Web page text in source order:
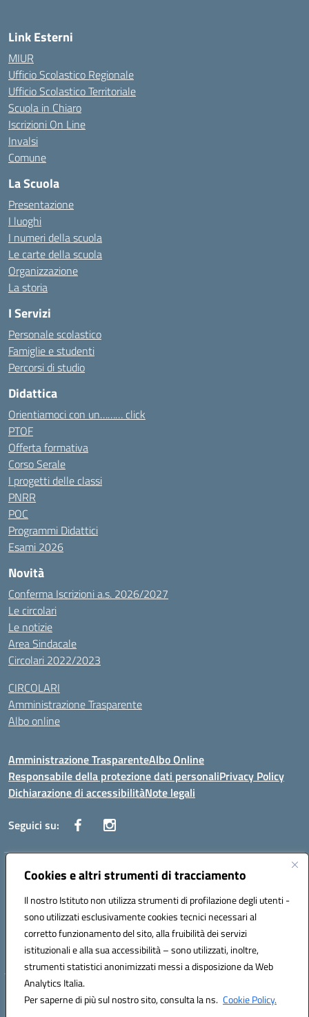
Cookies e altri strumenti di tracciamento
Il nostro Istituto non utilizza strumenti di profilazione degli utenti -
sono utilizzati esclusivamente cookies tecnici necessari al
corretto funzionamento del sito, alla fruibilità dei servizi
istituzionali e alla sua accessibilità – sono utilizzati, inoltre,
strumenti statistici anonimizzati messi a disposizione da Web
Analytics Italia.
Per saperne di più sul nostro sito, consulta la ns. Cookie Policy.
Link Esterni
MIUR
Ufficio Scolastico Regionale
Ufficio Scolastico Territoriale
Scuola in Chiaro
Iscrizioni On Line
Invalsi
Comune
La Scuola
Presentazione
I luoghi
I numeri della scuola
Le carte della scuola
Organizzazione
La storia
I Servizi
Personale scolastico
Famiglie e studenti
Percorsi di studio
Didattica
Orientiamoci con un……… click
PTOF
Offerta formativa
Corso Serale
I progetti delle classi
PNRR
POC
Programmi Didattici
Esami 2026
Novità
Conferma Iscrizioni a.s. 2026/2027
Le circolari
Le notizie
Area Sindacale
Circolari 2022/2023
CIRCOLARI
Amministrazione Trasparente
Albo online
Amministrazione TrasparenteAlbo Online
Responsabile della protezione dati personaliPrivacy Policy
Dichiarazione di accessibilitàNote legali
Seguici su:
Indirizzo:Corso Vittorio Emanuele, 27 90133 - Palermo
Posta elettronica certificata (PEC):pais03600r@pec.istruzione.it
Codice fiscale: 97308550827
Codice meccanografico: PAIS03600R
Hosting & Powered by 3D Solution S.r.l.
Concept & Design by Designers Italia